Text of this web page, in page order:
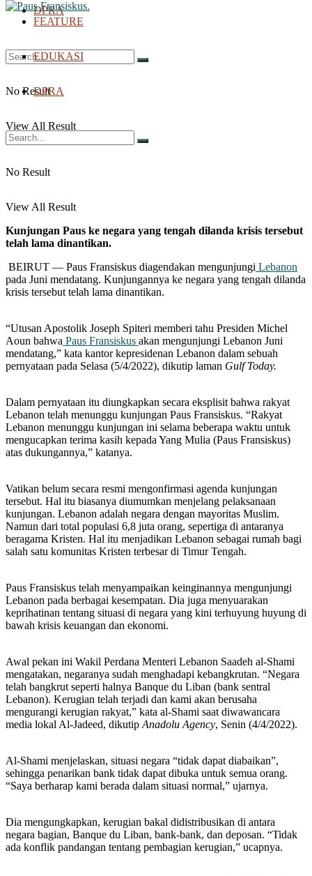
DPRA
No Result
View All Result
FEATURE
EDUKASI
DPRA
No Result
View All Result
Kunjungan Paus ke negara yang tengah dilanda krisis tersebut
telah lama dinantikan.
BEIRUT — Paus Fransiskus diagendakan mengunjungi Lebanon
pada Juni mendatang. Kunjungannya ke negara yang tengah dilanda
krisis tersebut telah lama dinantikan.
“Utusan Apostolik Joseph Spiteri memberi tahu Presiden Michel
Aoun bahwa Paus Fransiskus akan mengunjungi Lebanon Juni
mendatang,” kata kantor kepresidenan Lebanon dalam sebuah
pernyataan pada Selasa (5/4/2022), dikutip laman Gulf Today.
Dalam pernyataan itu diungkapkan secara eksplisit bahwa rakyat
Lebanon telah menunggu kunjungan Paus Fransiskus. “Rakyat
Lebanon menunggu kunjungan ini selama beberapa waktu untuk
mengucapkan terima kasih kepada Yang Mulia (Paus Fransiskus)
atas dukungannya,” katanya.
Vatikan belum secara resmi mengonfirmasi agenda kunjungan
tersebut. Hal itu biasanya diumumkan menjelang pelaksanaan
kunjungan. Lebanon adalah negara dengan mayoritas Muslim.
Namun dari total populasi 6,8 juta orang, sepertiga di antaranya
beragama Kristen. Hal itu menjadikan Lebanon sebagai rumah bagi
salah satu komunitas Kristen terbesar di Timur Tengah.
Paus Fransiskus telah menyampaikan keinginannya mengunjungi
Lebanon pada berbagai kesempatan. Dia juga menyuarakan
keprihatinan tentang situasi di negara yang kini terhuyung huyung di
bawah krisis keuangan dan ekonomi.
Awal pekan ini Wakil Perdana Menteri Lebanon Saadeh al-Shami
mengatakan, negaranya sudah menghadapi kebangkrutan. “Negara
telah bangkrut seperti halnya Banque du Liban (bank sentral
Lebanon). Kerugian telah terjadi dan kami akan berusaha
mengurangi kerugian rakyat,” kata al-Shami saat diwawancara
media lokal Al-Jadeed, dikutip Anadolu Agency, Senin (4/4/2022).
Al-Shami menjelaskan, situasi negara “tidak dapat diabaikan”,
sehingga penarikan bank tidak dapat dibuka untuk semua orang.
“Saya berharap kami berada dalam situasi normal,” ujarnya.
Dia mengungkapkan, kerugian bakal didistribusikan di antara
negara bagian, Banque du Liban, bank-bank, dan deposan. “Tidak
ada konflik pandangan tentang pembagian kerugian,” ucapnya.